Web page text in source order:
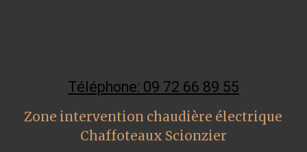
Téléphone: 09 72 66 89 55
Zone intervention chaudière électrique
Chaffoteaux Scionzier